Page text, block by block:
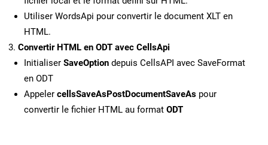
Utiliser WordsApi pour convertir le document XLT en
HTML.
Convertir HTML en ODT avec CellsApi
Initialiser SaveOption depuis CellsAPI avec SaveFormat
en ODT
Appeler cellsSaveAsPostDocumentSaveAs pour
convertir le fichier HTML au format ODT